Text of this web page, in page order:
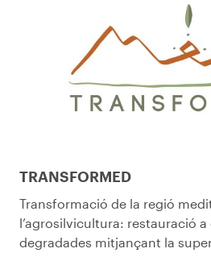
TRANSFORMED
Transformació de la regió
l’agrosilvicultura: restauració
degradades mitjançant la